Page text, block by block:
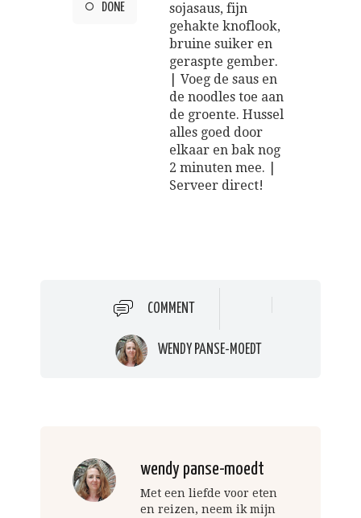
DONE
sojasaus, fijn
gehakte knoflook,
bruine suiker en
geraspte gember.
| Voeg de saus en
de noodles toe aan
de groente. Hussel
alles goed door
elkaar en bak nog
2 minuten mee. |
Serveer direct!
COMMENT
WENDY PANSE-MOEDT
wendy panse-moedt
Met een liefde voor eten
en reizen, neem ik mijn